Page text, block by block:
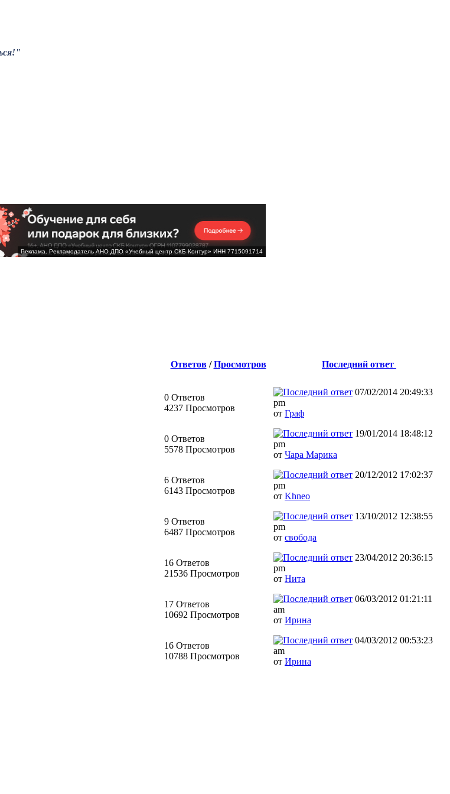
Реклама. Рекламодатель АНО ДПО «Учебный центр СКБ Контур» ИНН 7715091714
Ответов/Просмотров
Последний ответ
0 Ответов
4237 Просмотров
07/02/2014 20:49:33
pm
от Граф
0 Ответов
5578 Просмотров
19/01/2014 18:48:12
pm
от Чара Марика
6 Ответов
6143 Просмотров
20/12/2012 17:02:37
pm
от Khneo
9 Ответов
6487 Просмотров
13/10/2012 12:38:55
pm
от свобода
16 Ответов
21536 Просмотров
23/04/2012 20:36:15
pm
от Нита
17 Ответов
10692 Просмотров
06/03/2012 01:21:11
am
от Ирина
16 Ответов
10788 Просмотров
04/03/2012 00:53:23
am
от Ирина